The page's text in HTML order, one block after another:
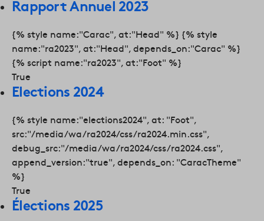
Rapport Annuel 2023
{% style name:"Carac", at:"Head" %} {% style
name:"ra2023", at:"Head", depends_on:"Carac" %}
{% script name:"ra2023", at:"Foot" %}
True
Elections 2024
{% style name:"elections2024", at: "Foot",
src:"/media/wa/ra2024/css/ra2024.min.css",
debug_src:"/media/wa/ra2024/css/ra2024.css",
append_version:"true", depends_on: "CaracTheme"
%}
True
Élections 2025